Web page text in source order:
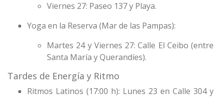
Viernes 27: Paseo 137 y Playa.
Yoga en la Reserva (Mar de las Pampas):
Martes 24 y Viernes 27: Calle El Ceibo (entre
Santa María y Querandíes).
Tardes de Energía y Ritmo
Ritmos Latinos (17:00 h): Lunes 23 en Calle 304 y